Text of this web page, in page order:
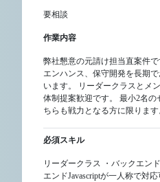
要相談
作業内容
弊社懇意の元請け担当直案件
エンハンス、保守開発を長期
います。 リーダークラスとメ
体制提案歓迎です。 最小2名
ちらも戦力となる方に限ります
必須スキル
リーダークラス ・バックエン
エンドJavascriptが一人称で対